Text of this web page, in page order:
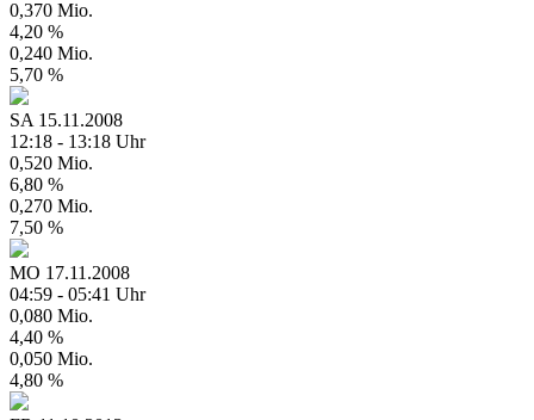
0,370 Mio.
4,20 %
0,240 Mio.
5,70 %
SA 15.11.2008
12:18 - 13:18 Uhr
0,520 Mio.
6,80 %
0,270 Mio.
7,50 %
MO 17.11.2008
04:59 - 05:41 Uhr
0,080 Mio.
4,40 %
0,050 Mio.
4,80 %